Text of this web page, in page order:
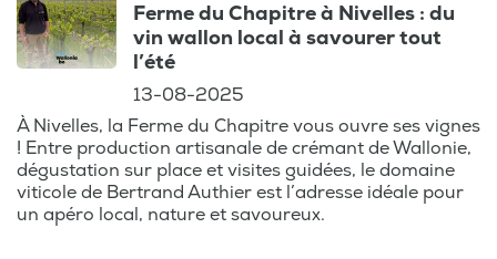
Ferme du Chapitre à Nivelles : du
vin wallon local à savourer tout
l’été
13-08-2025
À Nivelles, la Ferme du Chapitre vous ouvre ses vignes
! Entre production artisanale de crémant de Wallonie,
dégustation sur place et visites guidées, le domaine
viticole de Bertrand Authier est l’adresse idéale pour
un apéro local, nature et savoureux.